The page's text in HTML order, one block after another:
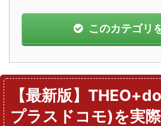
このカテゴリ
【最新版】
プラスドコモ)を実